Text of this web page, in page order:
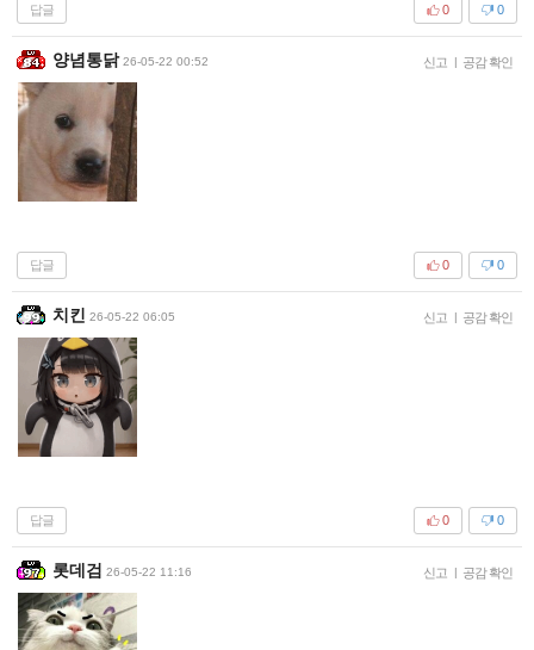
답글 0
0
양념통닭 26-05-22 00:52 신고 | 공감 확인
답글 0
0
치킨 26-05-22 06:05 신고 | 공감 확인
답글 0
0
롯데검 26-05-22 11:16 신고 | 공감 확인